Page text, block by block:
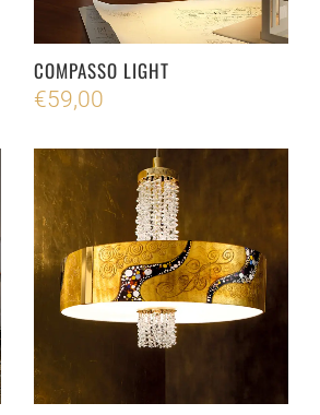
COMPASSO LIGHT
€59,00